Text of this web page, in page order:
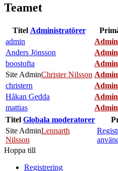
Teamet
Titel Administratörer
admin
Anders Jönsson
boostofta
Site AdminChrister Nilsson
christern
Håkan Gedda
mattias
Titel Globala moderatorer
Site AdminLennarth
Nilsson
Hoppa till
Registrering